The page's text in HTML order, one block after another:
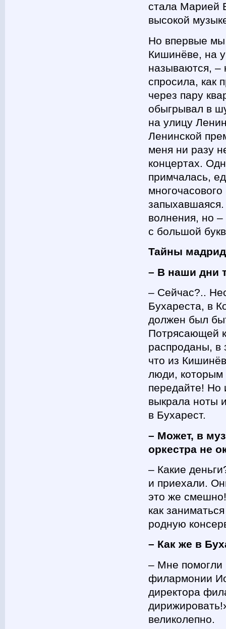
стала Марией
высокой
Но впервые
Кишинёве, на
называются, –
спросила, как
через пару
обыгрывал в
на улицу
Ленинской
меня ни разу
концертах.
примчалась,
волнения, но
с большой
Тайны
– В наши дни
– Сейчас?..
Бухареста, в
должен был
Потрясающей
распроданы, в
что из
люди, которым
передайте! Но
выкрала ноты
в Бухарест.
– Может, в
оркестра не
– Какие
и приехали.
это же
как
родную
– Как же в
– Мне помогли
филармонии
директора
великолепно.